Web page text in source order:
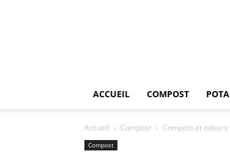
ACCUEIL COMPOST
Accueil Compost Compost et
Compost